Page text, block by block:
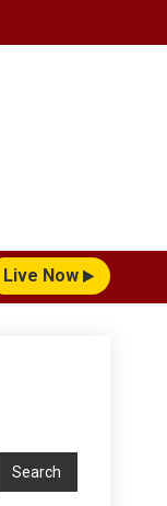
Live Now
Search